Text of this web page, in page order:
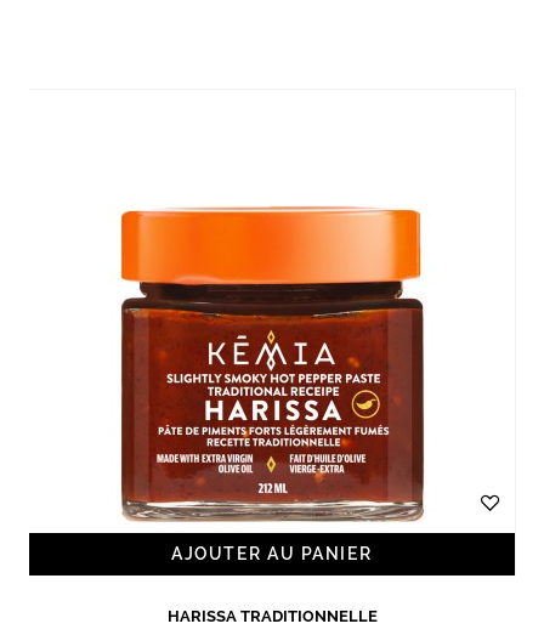
AJOUTER AU PANIER
HARISSA TRADITIONNELLE